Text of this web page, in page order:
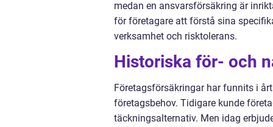
medan en ansvarsförsäkring är
för företagare att förstå sina
verksamhet och risktolerans.
Historiska för- och
Företagsförsäkringar har funnits i
företagsbehov. Tidigare kunde
täckningsalternativ. Men idag